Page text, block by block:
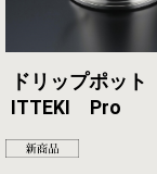
ドリップポット
ITTEKI Pro